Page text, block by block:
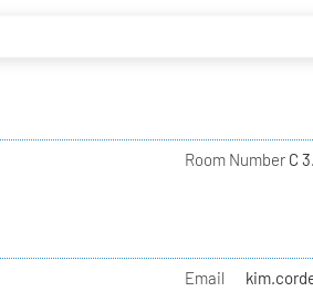
Room NumberC
Email